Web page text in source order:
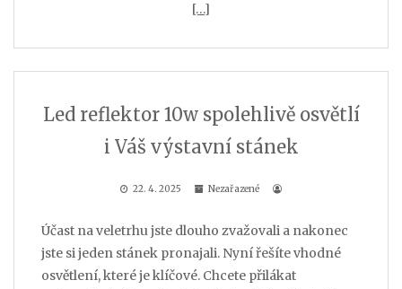
[…]
Led reflektor 10w spolehlivě osvětlí
i Váš výstavní stánek
22. 4. 2025 Nezařazené
Účast na veletrhu jste dlouho zvažovali a nakonec
jste si jeden stánek pronajali. Nyní řešíte vhodné
osvětlení, které je klíčové. Chcete přilákat